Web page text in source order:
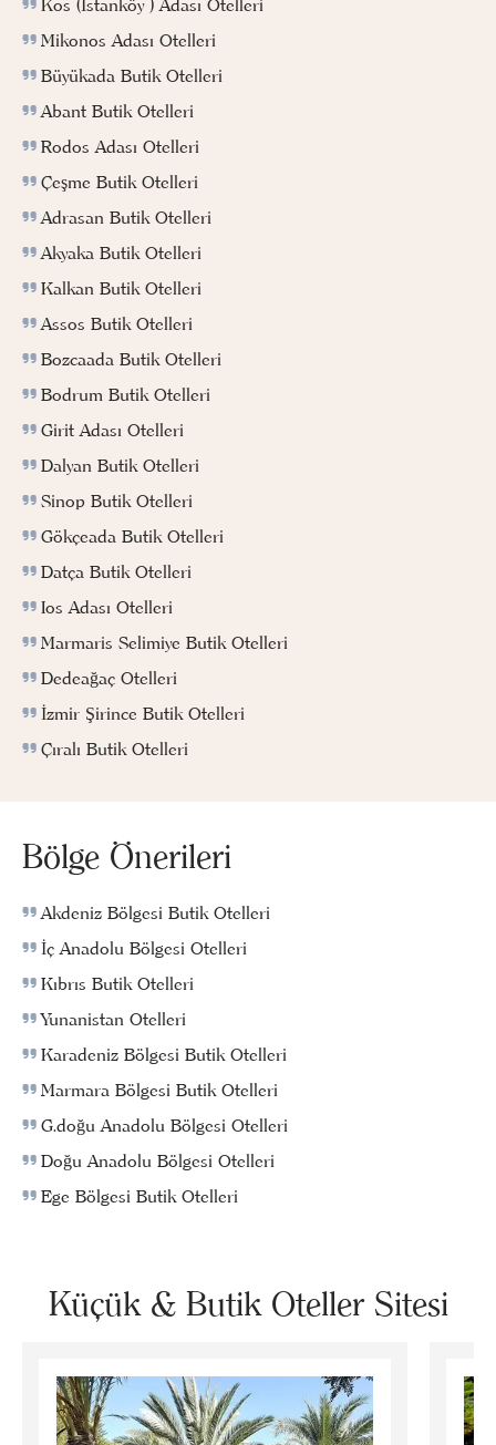
Kos (İstanköy ) Adası Otelleri
Mikonos Adası Otelleri
Büyükada Butik Otelleri
Abant Butik Otelleri
Rodos Adası Otelleri
Çeşme Butik Otelleri
Adrasan Butik Otelleri
Akyaka Butik Otelleri
Kalkan Butik Otelleri
Assos Butik Otelleri
Bozcaada Butik Otelleri
Bodrum Butik Otelleri
Girit Adası Otelleri
Dalyan Butik Otelleri
Sinop Butik Otelleri
Gökçeada Butik Otelleri
Datça Butik Otelleri
Ios Adası Otelleri
Marmaris Selimiye Butik Otelleri
Dedeağaç Otelleri
İzmir Şirince Butik Otelleri
Çıralı Butik Otelleri
Bölge Önerileri
Akdeniz Bölgesi Butik Otelleri
İç Anadolu Bölgesi Otelleri
Kıbrıs Butik Otelleri
Yunanistan Otelleri
Karadeniz Bölgesi Butik Otelleri
Marmara Bölgesi Butik Otelleri
G.doğu Anadolu Bölgesi Otelleri
Doğu Anadolu Bölgesi Otelleri
Ege Bölgesi Butik Otelleri
Küçük & Butik Oteller Sitesi